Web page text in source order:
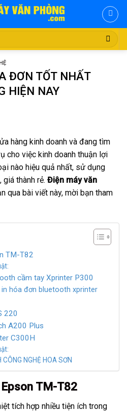
ĐƠN TỐT NHẤT
HIỆN NAY
hàng kinh doanh và đang tìm
cho việc kinh doanh thuận lợi
nào hiệu quả nhất, sử dụng
thành rẻ. Điện máy văn
qua bài viết này, mời bạn tham
TM-T82
cầm tay Xprinter P300
hóa đơn bluetooth xprinter
220
A200 Plus
C300H
CÔNG NGHỆ HOA SƠN
TM-T82
tích hợp nhiều tiện ích trong